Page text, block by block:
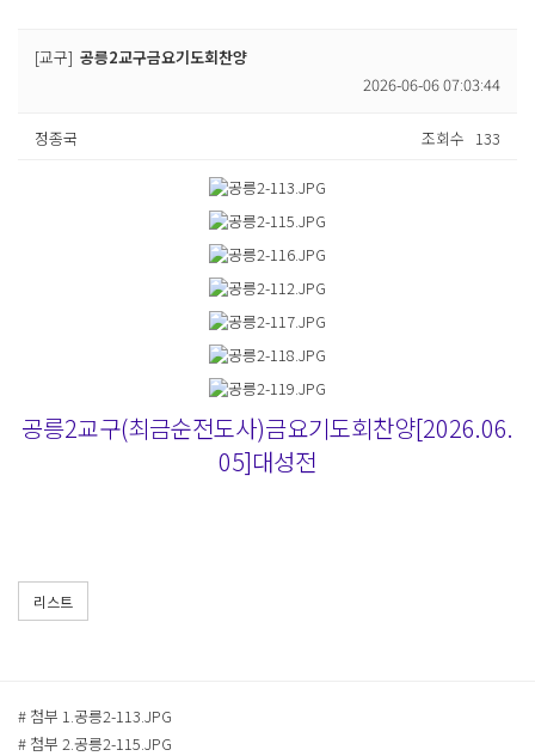
[교구] 공릉2교구금요기도회찬양
2026-06-06 07:03:44
정종국 조회수 133
공릉2교구(최금순전도사)금요기도회찬양[2026.06.
05]대성전
리스트
# 첨부 1.공릉2-113.JPG
# 첨부 2.공릉2-115.JPG